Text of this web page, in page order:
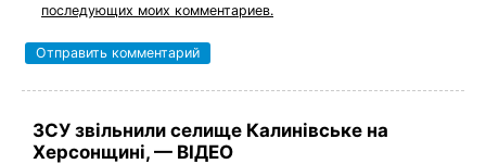
последующих моих комментариев.
ЗСУ звільнили селище Калинівське на
Херсонщині, — ВІДЕО